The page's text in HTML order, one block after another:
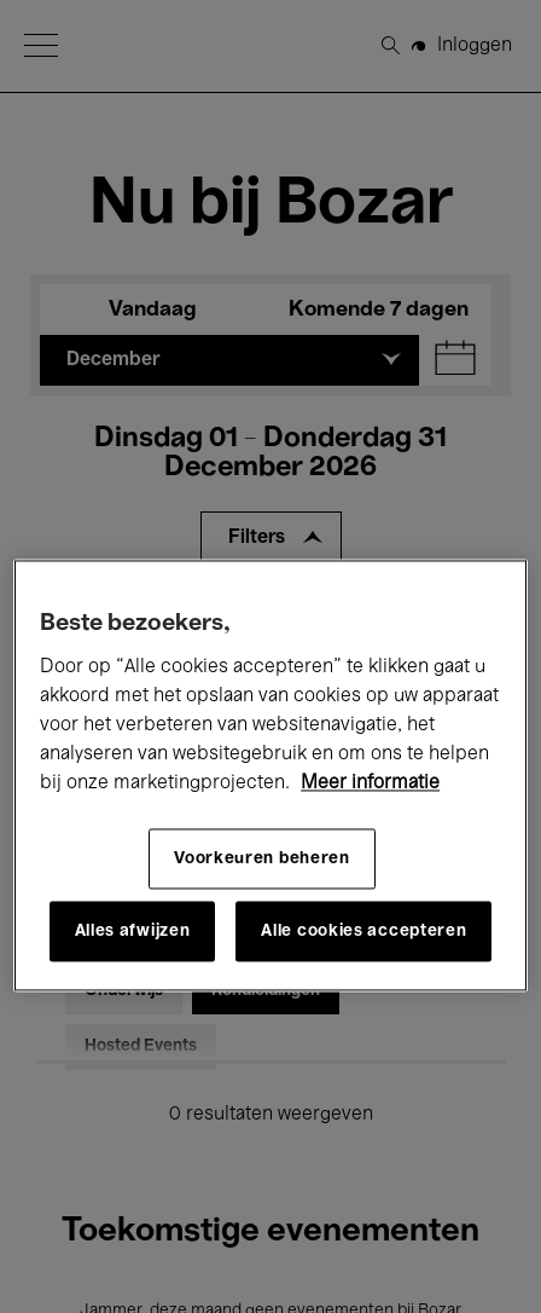
Open Menu
Zoeken
Inloggen
Nu bij Bozar
Vandaag Komende 7 dagen
December
Dinsdag 01 - Donderdag 31
December 2026
Filters
Alle evenementen
Tentoonstellingen Films
Performances Lezingen & Debatten
Jazz Klassieke Muziek Global Music
Voor iedereen Kids’ Palace
Onderwijs Rondleidingen
Hosted Events
0 resultaten weergeven
Toekomstige evenementen
Beste bezoekers,
Door op “Alle cookies accepteren” te klikken gaat u
akkoord met het opslaan van cookies op uw apparaat
voor het verbeteren van websitenavigatie, het
analyseren van websitegebruik en om ons te helpen
bij onze marketingprojecten.
Meer informatie
Voorkeuren beheren
Alles afwijzen Alle cookies accepteren